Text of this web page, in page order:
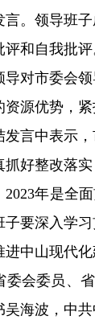
言。领导班
和自我批评
导对市委会
源优势，
发言中表示
好整改落
2023年是全
子要深入学
中山现代
委会委员、
吴海波，中